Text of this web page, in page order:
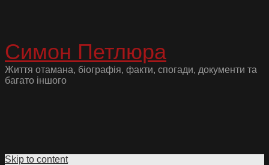
Симон Петлюра
Життя отамана, біографія, факти, спогади, документи та
багато іншого
Skip to content